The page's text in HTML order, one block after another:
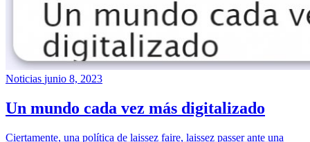
Noticias junio 8, 2023
Un mundo cada vez más digitalizado
Ciertamente, una política de laissez faire, laissez passer ante una